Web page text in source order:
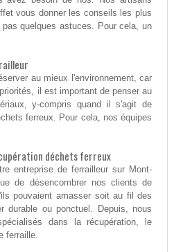
vous donner les conseils les plus
quelques astuces. Pour cela, un
au mieux l'environnement, car
il est important de penser au
y-compris quand il s'agit de
ferreux. Pour cela, nos équipes
déchets ferreux
entreprise de ferrailleur sur Mont-
de désencombrer nos clients de
pouvaient amasser soit au fil des
durable ou ponctuel. Depuis, nous
dans la récupération, le
ferraille.